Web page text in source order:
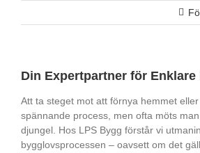
Din Expertpartner för
Att ta steget mot att förnya hemmet
spännande process, men ofta möts
djungel. Hos LPS Bygg förstår vi
bygglovsprocessen – oavsett om det